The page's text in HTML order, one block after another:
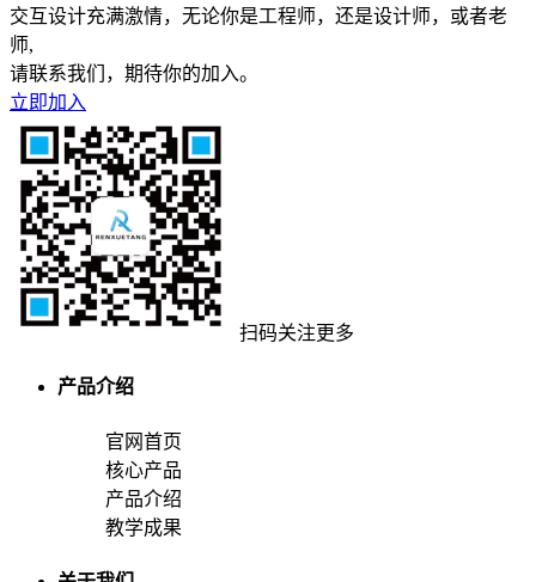
交互设计充满激情，无论你是工程师，还是设计师，或者老
师,
请联系我们，期待你的加入。
立即加入
扫码关注更多
产品介绍
官网首页
核心产品
产品介绍
教学成果